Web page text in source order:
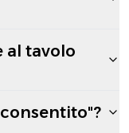
al tavolo